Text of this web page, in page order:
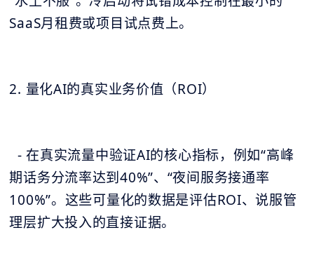
SaaS月租费或项目试点费上。
2. 量化AI的真实业务价值（ROI）
- 在真实流量中验证AI的核心指标，例如“高峰
期话务分流率达到40%”、“夜间服务接通率
100%”。这些可量化的数据是评估ROI、说服管
理层扩大投入的直接证据。